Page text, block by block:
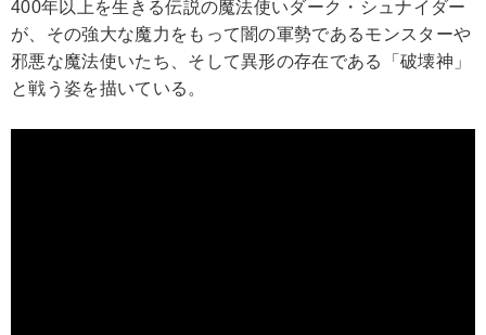
400年以上を生きる伝説の魔法使いダーク・シュナイダー
が、その強大な魔力をもって闇の軍勢であるモンスターや
邪悪な魔法使いたち、そして異形の存在である「破壊神」
と戦う姿を描いている。